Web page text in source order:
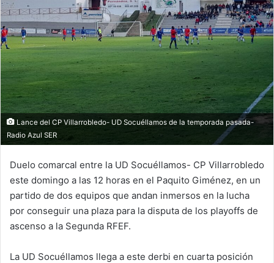
Lance del CP Villarrobledo- UD Socuéllamos de la temporada pasada-
Radio Azul SER
Duelo comarcal entre la UD Socuéllamos- CP Villarrobledo
este domingo a las 12 horas en el Paquito Giménez, en un
partido de dos equipos que andan inmersos en la lucha
por conseguir una plaza para la disputa de los playoffs de
ascenso a la Segunda RFEF.
La UD Socuéllamos llega a este derbi en cuarta posición